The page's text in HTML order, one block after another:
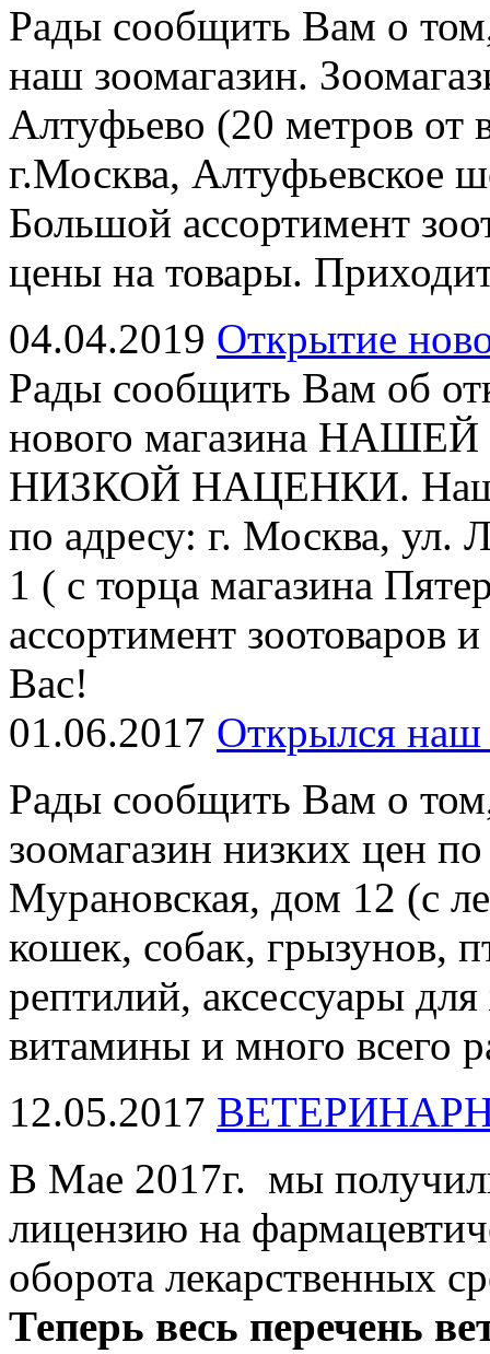
Рады сообщить Вам о
наш зоомагазин.
Алтуфьево (20 метров от
г.Москва, Алтуфьевское
Большой ассортимент
цены на товары.
04.04.2019 Открытие
Рады сообщить Вам об
нового магазина
НИЗКОЙ НАЦЕНКИ. Наш
по адресу: г. Москва, ул.
1 ( с торца магазина
ассортимент зоотоваров
Вас!
01.06.2017 Открылся наш
Рады сообщить Вам о
зоомагазин низких цен
Мурановская, дом 12 (с
кошек, собак, грызунов,
рептилий, аксессуары
витамины и много всего
12.05.2017
В Мае 2017г. мы
лицензию на
оборота лекарственных
Теперь весь перечень